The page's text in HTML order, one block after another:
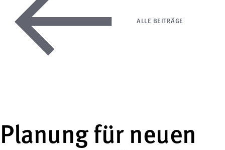
ALLE BEITRÄGE
Planung für neuen